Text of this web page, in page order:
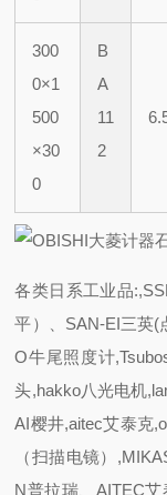
300
0×1
500
×30
0
B
A
11
2
各类日系工业品
平）、SAN-EI三英(
O牛尾照度计
头,hakko八光电机
AI樱井,aitec艾泰克
（扫描电镜）
N普拉瑞、AITEC